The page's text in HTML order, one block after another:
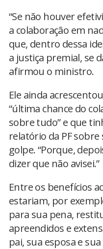
“Se não houver
a colaboração em
que, dentro dessa
a justiça premial, se
afirmou o ministro.
Ele ainda
“última chance do
sobre tudo” e que
relatório da PF
golpe. “Porque,
dizer que não avisei.”
Entre os benefícios
estariam, por
para sua pena,
apreendidos e
pai, sua esposa e